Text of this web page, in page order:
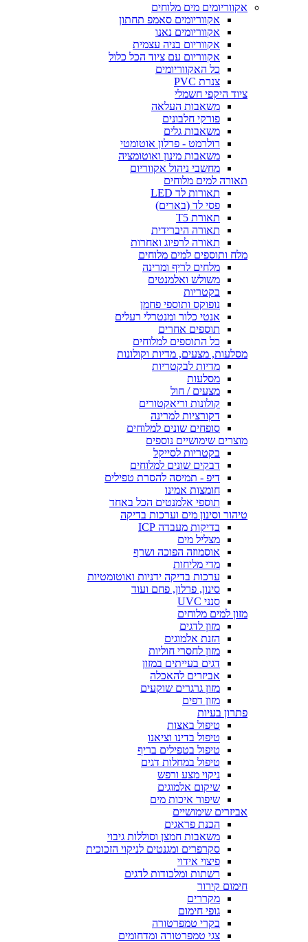
אקווריומים מים מלוחים
אקווריומים סאמפ תחתון
אקווריומים נאנו
אקווריום בניה עצמית
אקווריום עם ציוד הכל כלול
כל האקווריומים
צנרת PVC
ציוד היקפי חשמלי
משאבות העלאה
פורקי חלבונים
משאבות גלים
רולרמט - פרלון אוטומטי
משאבות מינון ואוטומציה
מחשבי ניהול אקווריום
תאורה למים מלוחים
תאורות לד LED
פסי לד (בארים)
תאורת T5
תאורה היברידית
תאורה לרפיוג ואחרות
מלח ותוספים למים מלוחים
מלחים לריף ומרינה
משולש ואלמנטים
בקטריות
נופוקס ותוספי פחמן
אנטי כלור ומנטרלי רעלים
תוספים אחרים
כל התוספים למלוחים
מסלעות, מצעים, מדיות וקולונות
מדיות לבקטריות
מסלעות
מצעים / חול
קולונות וריאקטורים
דקורציות למרינה
סופחים שונים למלוחים
מוצרים שימושיים נוספים
בקטריות לסייקל
דבקים שונים למלוחים
דיפ - תמיסה להסרת טפילים
חומצות אמינו
תוספי אלמנטים הכל באחד
טיהור וסינון מים וערכות בדיקה
בדיקות מעבדה ICP
מצליל מים
אוסמוזה הפוכה ושרף
מדי מליחות
ערכות בדיקה ידניות ואוטומטיות
סינון, פרלון, פחם ועוד
סנני UVC
מזון למים מלוחים
מזון לדגים
הזנת אלמוגים
מזון לחסרי חוליות
דגים בעייתים במזון
אביזרים להאכלה
מזון גרגרים שוקעים
מזון דפים
פתרון בעיות
טיפול באצות
טיפול בדינו וציאנו
טיפול בטפילים בריף
טיפול במחלות דגים
ניקוי מצע ורפש
שיקום אלמוגים
שיפור איכות מים
אביזרים שימושיים
הכנת פראגים
משאבות חמצן וסוללות גיבוי
סקרפרים ומגנטים לניקוי הזכוכית
פיצוי אידוי
רשתות ומלכודות לדגים
חימום קירור
מקררים
גופי חימום
בקרי טמפרטורה
צגי טמפרטורה ומדחומים